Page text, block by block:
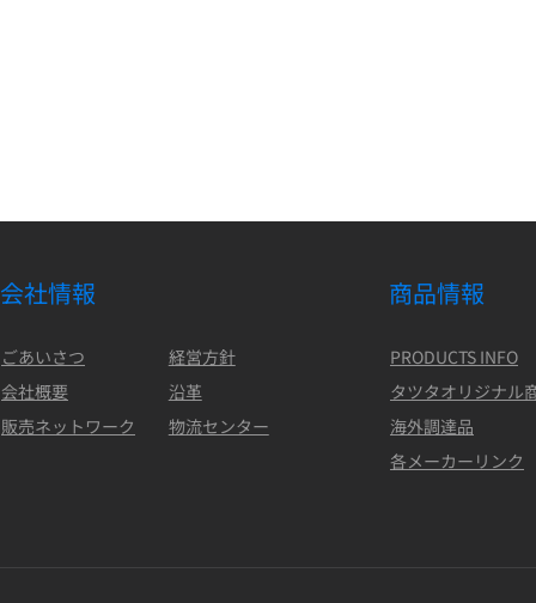
会社情報
ごあいさつ
経営方針
会社概要
沿革
販売ネットワーク
物流センター
商品情報
PRODUCTS INFO
タツタオリジナル
海外調達品
各メーカーリンク